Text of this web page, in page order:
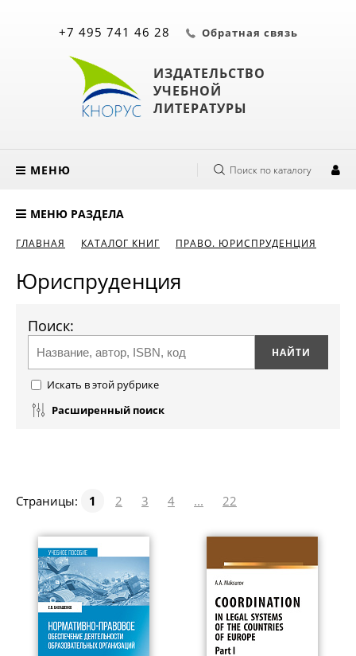
ИЗДАТЕЛЬСТВО
УЧЕБНОЙ
ЛИТЕРАТУРЫ
+7 495 741 46 28 Обратная связь
МЕНЮ Поиск по каталогу
МЕНЮ РАЗДЕЛА
ГЛАВНАЯ КАТАЛОГ КНИГ ПРАВО. ЮРИСПРУДЕНЦИЯ
Юриспруденция
Поиск:
Искать в этой рубрике
Расширенный поиск
Страницы: 1 2 3 4 ... 22